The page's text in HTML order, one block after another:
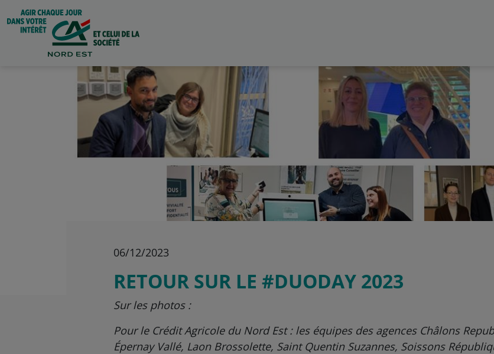
06/12/2023
RETOUR SUR LE #DUODAY 2023
Sur les photos :
Pour le Crédit Agricole du Nord Est : les équipes des agences Châlons
Épernay Vallé, Laon Brossolette, Saint Quentin Suzannes, Soissons